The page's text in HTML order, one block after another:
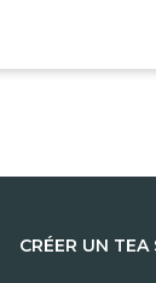
CRÉER UN TEA